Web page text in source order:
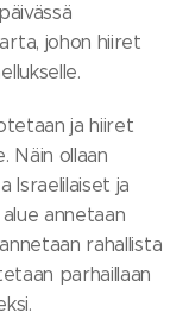
johon hiiret
ja hiiret
Näin ollaan
Israelilaiset ja
annetaan
rahallista
parhaillaan